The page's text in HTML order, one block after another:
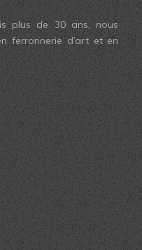
plus de 30 ans, nous
ferronnerie d’art et en